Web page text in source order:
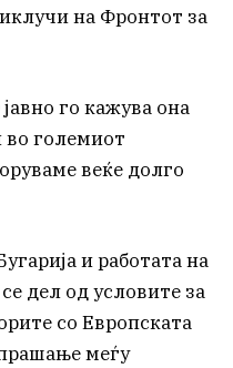
на Фронтот за
го кажува она
големиот
веќе долго
и работата на
дел од условите за
со Европската
меѓу